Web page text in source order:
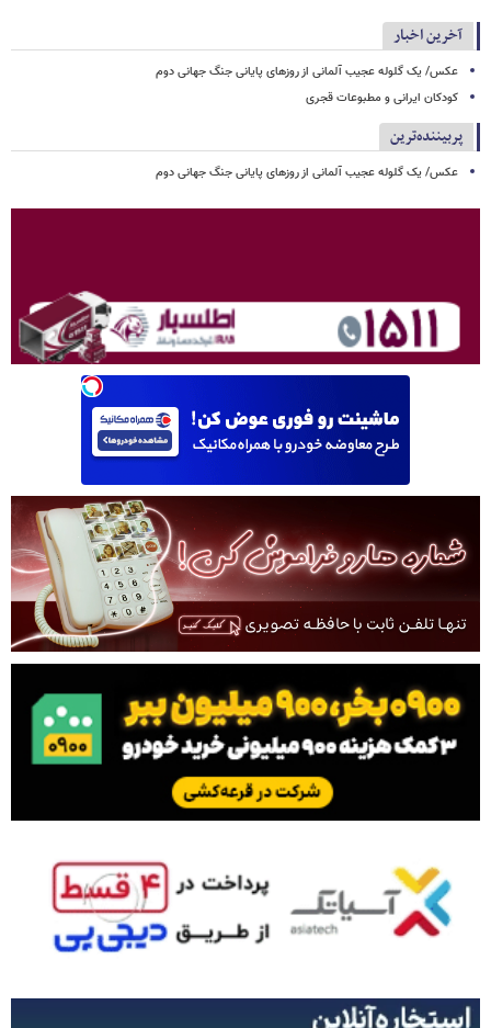
آخرین اخبار
عکس/ یک گلوله عجیب آلمانی از روزهای پایانی جنگ جهانی دوم
کودکان ایرانی و مطبوعات قجری
پربیننده‌ترین
عکس/ یک گلوله عجیب آلمانی از روزهای پایانی جنگ جهانی دوم